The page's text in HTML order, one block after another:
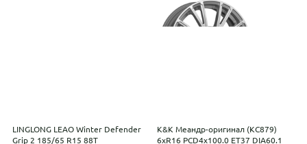
LINGLONG LEAO Winter Defender
Grip 2 185/65 R15 88T
K&K Меандр-оригинал (КС879)
6xR16 PCD4x100.0 ET37 DIA60.1